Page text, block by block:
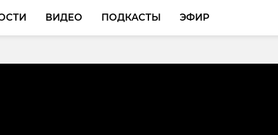
ВИДЕО ПОДКАСТЫ ЭФИР